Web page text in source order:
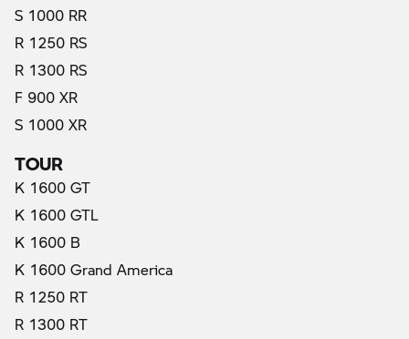
S 1000 RR
R 1250 RS
R 1300 RS
F 900 XR
S 1000 XR
TOUR
K 1600 GT
K 1600 GTL
K 1600 B
K 1600 Grand America
R 1250 RT
R 1300 RT